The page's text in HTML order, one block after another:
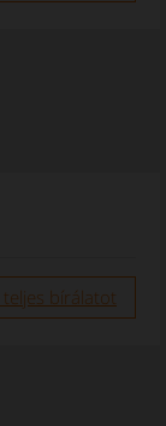
teljes bírálatot